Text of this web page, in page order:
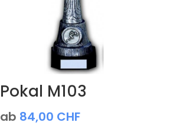
Pokal M103
ab 84,00 CHF